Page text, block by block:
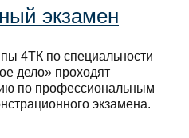
экзамен
4ТК по специальности
дело» проходят
по профессиональным
экзамена.